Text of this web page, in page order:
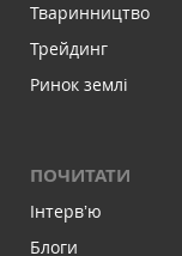
Тваринництво
Трейдинг
Ринок землі
ПОЧИТАТИ
Інтервʼю
Блоги